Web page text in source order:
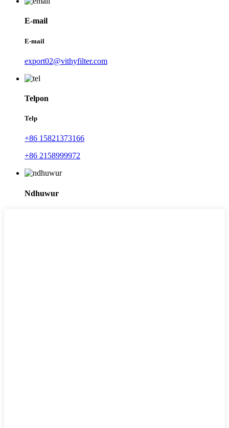
E-mail
E-mail
export02@vithyfilter.com
Telpon
Telp
+86 15821373166
+86 2158999972
Ndhuwur